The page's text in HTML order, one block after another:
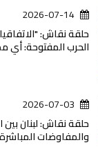
2026-07-14
حلقة نقاش:
الحرب المفتوحة: أي
2026-07-03
حلقة نقاش: لبنان
والمفاوضات